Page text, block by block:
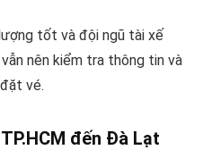
tốt và đội ngũ tài xế
nên kiểm tra thông tin và
vé.
đến Đà Lạt